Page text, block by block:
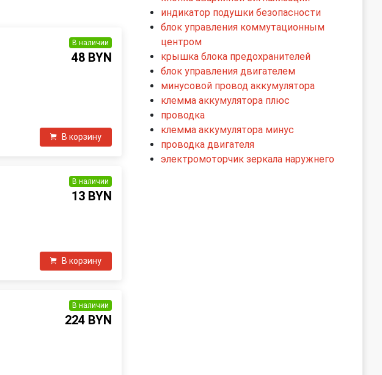
В наличии
48 BYN
В корзину
В наличии
13 BYN
В корзину
В наличии
224 BYN
индикатор подушки безопасности
блок управления коммутационным
центром
крышка блока предохранителей
блок управления двигателем
минусовой провод аккумулятора
клемма аккумулятора плюс
проводка
клемма аккумулятора минус
проводка двигателя
электромоторчик зеркала наружнего